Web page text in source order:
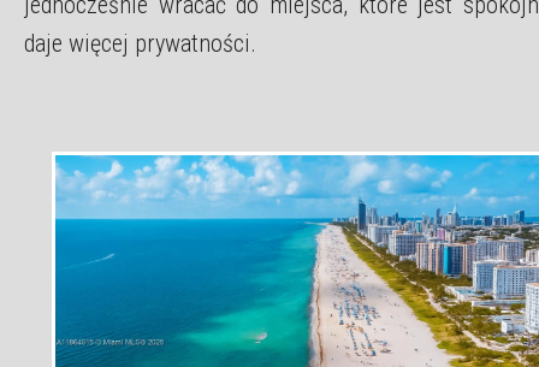
daje więcej prywatności.